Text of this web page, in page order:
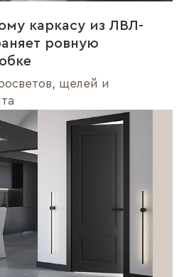
каркасу из ЛВЛ-
ровную
щелей и